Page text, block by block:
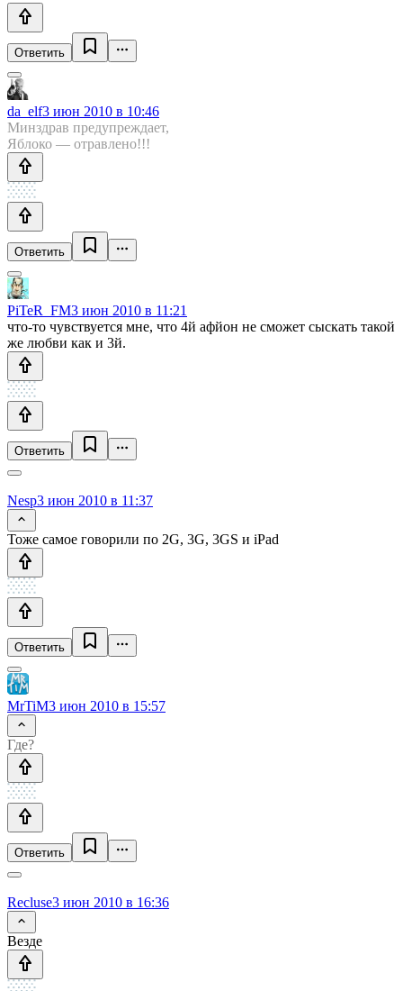
Ответить
da_elf3 июн 2010 в 10:46
Минздрав предупреждает,
Яблоко — отравлено!!!
Ответить
PiTeR_FM3 июн 2010 в 11:21
что-то чувствуется мне, что 4й афйон не сможет сыскать такой
же любви как и 3й.
Ответить
Nesp3 июн 2010 в 11:37
Тоже самое говорили по 2G, 3G, 3GS и iPad
Ответить
MrTiM3 июн 2010 в 15:57
Где?
Ответить
Recluse3 июн 2010 в 16:36
Везде